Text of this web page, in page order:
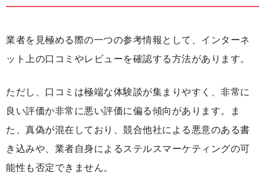
業者を見極める際の一つの参考情報として、インターネ
ット上の口コミやレビューを確認する方法があります。
ただし、口コミは極端な体験談が集まりやすく、非常に
良い評価か非常に悪い評価に偏る傾向があります。ま
た、真偽が混在しており、競合他社による悪意のある書
き込みや、業者自身によるステルスマーケティングの可
能性も否定できません。